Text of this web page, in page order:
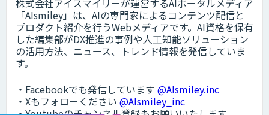
「AIsmiley」は、AIの専門家によるコンテンツ配信と
プロダクト紹介を行うWebメディアです。AI資格を保有
した編集部がDX推進の事例や人工知能ソリューション
の活用方法、ニュース、トレンド情報を発信していま
す。
・Facebookでも発信しています @AIsmiley.inc
・Xもフォローください @AIsmiley_inc